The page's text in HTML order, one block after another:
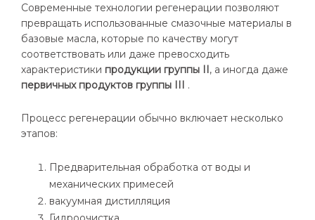
Современные технологии регенерации позволяют
превращать использованные смазочные материалы в
базовые масла, которые по качеству могут
соответствовать или даже превосходить
характеристики продукции группы II, а иногда даже
первичных продуктов группы III .
Процесс регенерации обычно включает несколько
этапов:
Предварительная обработка от воды и
механических примесей
вакуумная дистилляция